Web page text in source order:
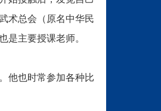
术总会（原名中华民
是主要授课老师。
他也时常参加各种比